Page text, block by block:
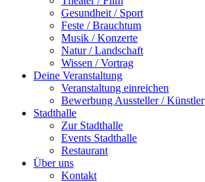
Gesundheit / Sport
Feste / Brauchtum
Musik / Konzerte
Natur / Landschaft
Wissen / Vortrag
Deine Veranstaltung
Veranstaltung einreichen
Bewerbung Aussteller / Künstler
Stadthalle
Zur Stadthalle
Events Stadthalle
Restaurant
Über uns
Kontakt